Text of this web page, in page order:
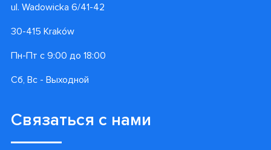
ul. Wadowicka 6/41-42
30-415 Kraków
Пн-Пт с 9:00 до 18:00
Сб, Вс - Выходной
Связаться с нами